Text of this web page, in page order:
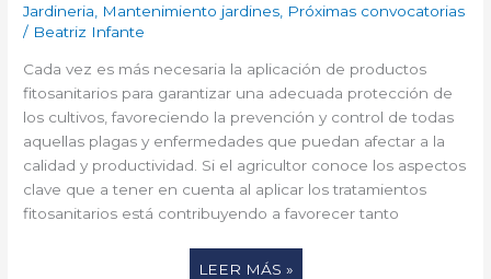
Jardineria
Mantenimiento jardines Próximas convocatorias
/ Beatriz Infante
Cada vez es más necesaria la aplicación de productos
fitosanitarios para garantizar una adecuada protección de
los cultivos, favoreciendo la prevención y control de todas
aquellas plagas y enfermedades que puedan afectar a la
calidad y productividad. Si el agricultor conoce los aspectos
clave que a tener en cuenta al aplicar los tratamientos
fitosanitarios está contribuyendo a favorecer tanto
LEER MÁS »